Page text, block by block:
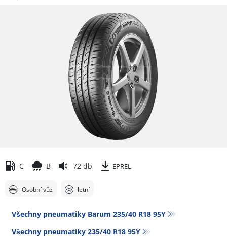
C B 72 db EPREL
Osobní vůz letní
Všechny pneumatiky Barum 235/40 R18 95Y
Všechny pneumatiky‎ 235/40 R18 95Y